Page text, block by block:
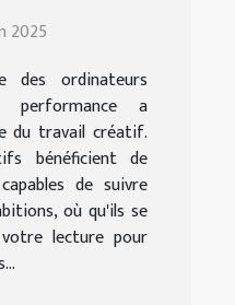
le travail
2025
des ordinateurs
a
du travail créatif.
bénéficient de
de suivre
où qu'ils se
lecture pour